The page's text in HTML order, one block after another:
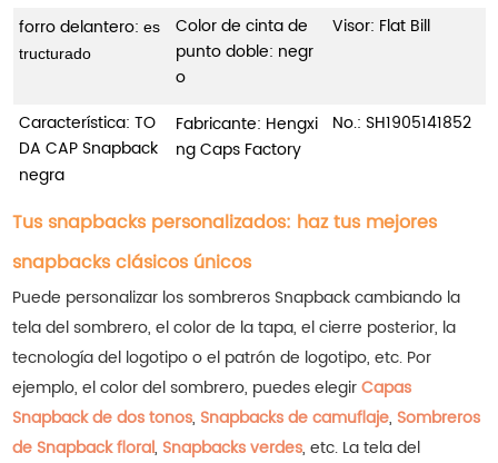
forro delantero: es
tructurado
Color de cinta de
punto doble: negr
o
Visor: Flat Bill
Característica: TO
DA CAP Snapback
negra
Fabricante: Hengxi
ng Caps Factory
No.: SH1905141852
Tus snapbacks personalizados: haz tus mejores
snapbacks clásicos únicos
Puede personalizar los sombreros Snapback cambiando la
tela del sombrero, el color de la tapa, el cierre posterior, la
tecnología del logotipo o el patrón de logotipo, etc. Por
ejemplo, el color del sombrero, puedes elegirCapas
Snapback de dos tonos, Snapbacks de camuflaje, Sombreros
de Snapback floral, Snapbacks verdes, etc. La tela del